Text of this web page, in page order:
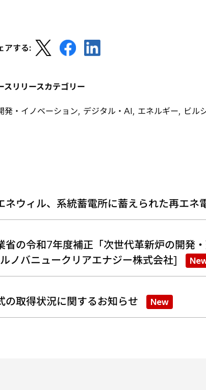
アする:
し
タ
で
新
開
し
で
スリリースカテゴリー
発・イノベーション, デジタル・AI, エネルギー, ビル
ネウィル、系統蓄電所に蓄えられた再エ
省の令和7年度補正「次世代革新炉の開発
ノバニュークリアエナジー株式会社]
の取得状況に関するお知らせ New